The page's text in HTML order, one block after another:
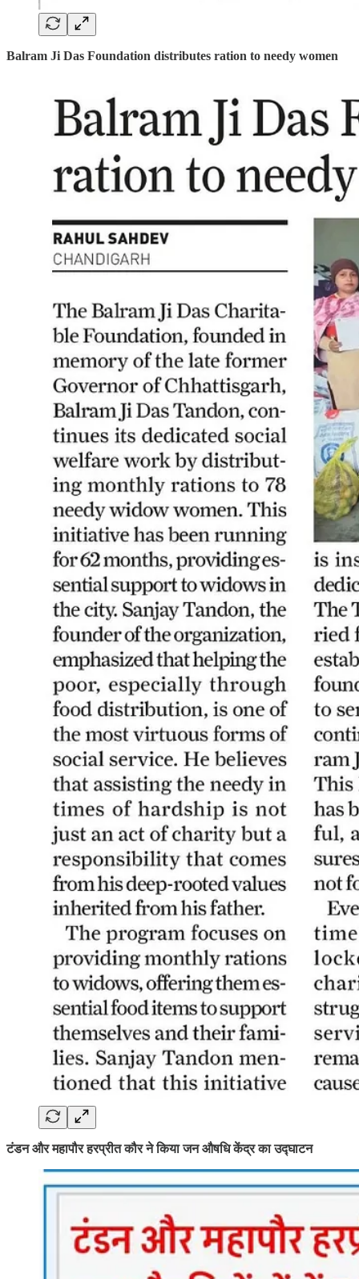
Balram Ji Das Foundation distributes ration to needy women
टंडन और महापौर हरप्रीत कौर ने किया जन औषधि केंद्र का उद्घाटन